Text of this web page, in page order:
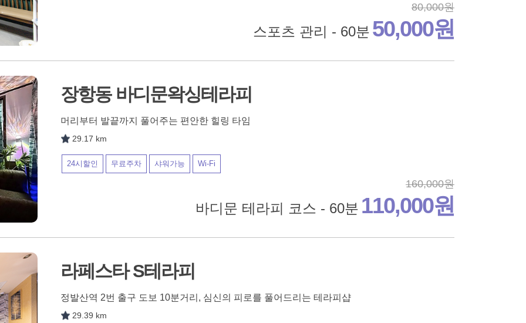
80,000원
스포츠 관리 - 60분 50,000원
장항동 바디문왁싱테라피
머리부터 발끝까지 풀어주는 편안한 힐링 타임
29.17 km
24시할인 무료주차 샤워가능 Wi-Fi
160,000원
바디문 테라피 코스 - 60분 110,000원
라페스타 S테라피
정발산역 2번 출구 도보 10분거리, 심신의 피로를 풀어드리는 테라피샵
29.39 km